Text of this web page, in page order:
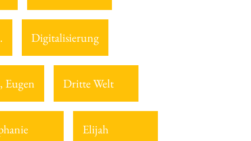
Digitalisierung
Eugen Dritte Welt
Elijah